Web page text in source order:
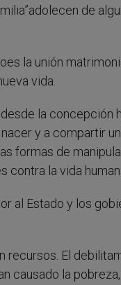
de
la unión
vida.
la concepción
y a compartir
formas de
contra la vida
al Estado y los
recursos. El
causado la